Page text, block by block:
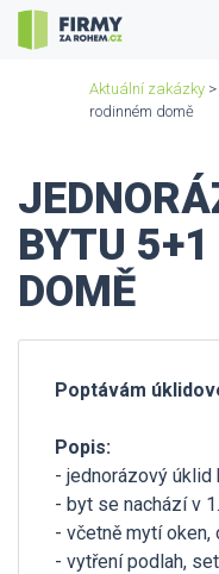
Aktuální zakázky >
rodinném domě
BYTU
DOMĚ
Poptávám
Popis:
- jednorázový úklid
- byt se nachází v
- včetně mytí oken,
- vytření podlah,